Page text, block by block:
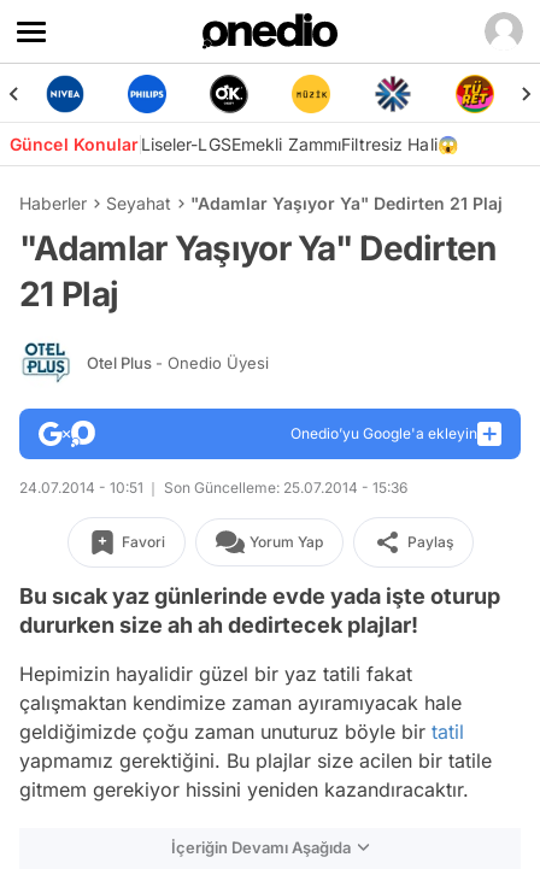
Güncel KonularLiseler-LGSEmekli ZammıFiltresiz Hali😱
Haberler Seyahat "Adamlar Yaşıyor Ya" Dedirten 21 Plaj
"Adamlar Yaşıyor Ya" Dedirten
21 Plaj
Otel Plus - Onedio Üyesi
Onedio’yu Google'a ekleyin
24.07.2014 - 10:51 Son Güncelleme: 25.07.2014 - 15:36
Favori Yorum Yap Paylaş
Bu sıcak yaz günlerinde evde yada işte oturup
dururken size ah ah dedirtecek plajlar!
Hepimizin hayalidir güzel bir yaz tatili fakat
çalışmaktan kendimize zaman ayıramıyacak hale
geldiğimizde çoğu zaman unuturuz böyle bir tatil
yapmamız gerektiğini. Bu plajlar size acilen bir tatile
gitmem gerekiyor hissini yeniden kazandıracaktır.
İçeriğin Devamı Aşağıda